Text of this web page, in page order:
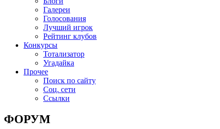
Галереи
Голосования
Лучший игрок
Рейтинг клубов
Конкурсы
Тотализатор
Угадайка
Прочее
Поиск по сайту
Соц. сети
Ссылки
ФОРУМ